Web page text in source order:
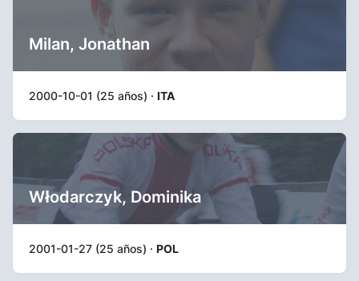
Milan, Jonathan
2000-10-01 (25 años) · ITA
Włodarczyk, Dominika
2001-01-27 (25 años) · POL